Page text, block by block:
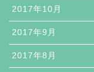
2017年10月
2017年9月
2017年8月